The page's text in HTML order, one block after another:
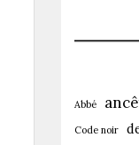
Abbé
Code noir